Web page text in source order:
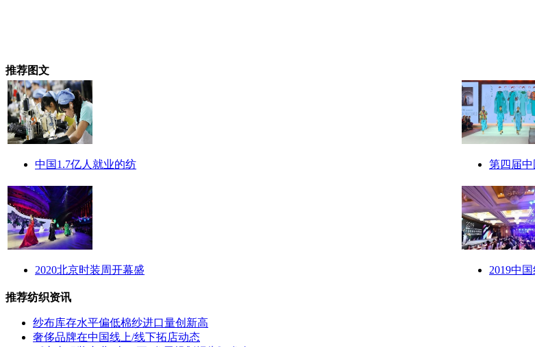
推荐图文
中国1.7亿人就业的纺 第四届
2020北京时装周开幕盛 2019中
推荐纺织资讯
纱布库存水平偏低棉纱进口量创新高
奢侈品牌在中国线上/线下拓店动态